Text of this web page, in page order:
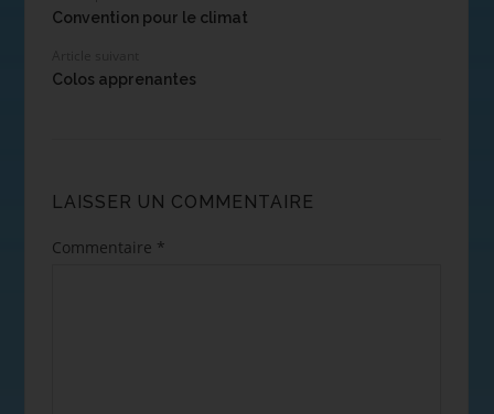
Convention pour le climat
Colos apprenantes
LAISSER UN COMMENTAIRE
Commentaire *